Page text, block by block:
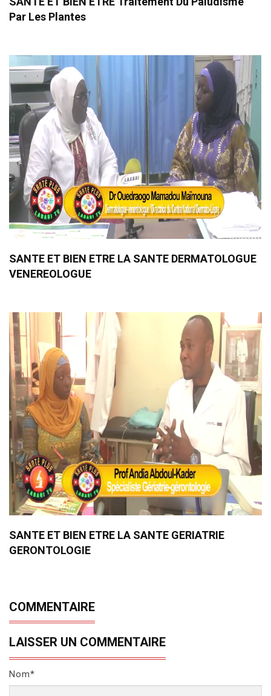
Par Les Plantes
SANTE ET BIEN ETRE LA SANTE DERMATOLOGUE
VENEREOLOGUE
SANTE ET BIEN ETRE LA SANTE GERIATRIE
GERONTOLOGIE
COMMENTAIRE
LAISSER UN COMMENTAIRE
Nom*